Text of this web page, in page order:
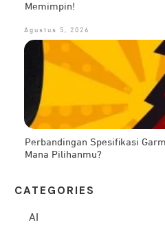
Memimpin!
Agustus 5, 2026
Perbandingan Spesifikasi
Mana Pilihanmu?
CATEG ORIES
AI